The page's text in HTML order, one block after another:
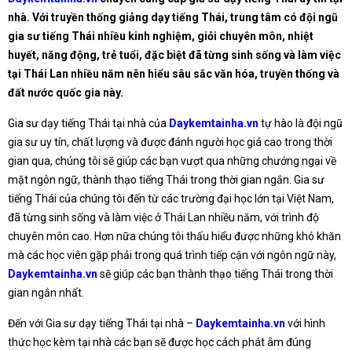
nhà. Với truyền thống giảng dạy tiếng Thái, trung tâm có đội ngũ
gia sư tiếng Thái nhiều kinh nghiệm, giỏi chuyên môn, nhiệt
huyết, năng động, trẻ tuổi, đặc biệt đã từng sinh sống và làm việc
tại Thái Lan nhiều năm nên hiểu sâu sắc văn hóa, truyền thống và
đất nước quốc gia này.
Gia sư dạy tiếng Thái tại nhà của Daykemtainha.vn tự hào là đội ngũ
gia sư uy tín, chất lượng và được đánh người học giá cao trong thời
gian qua, chúng tôi sẽ giúp các bạn vượt qua những chướng ngại về
mặt ngôn ngữ, thành thạo tiếng Thái trong thời gian ngắn. Gia sư
tiếng Thái của chúng tôi đến từ các trường đại học lớn tại Việt Nam,
đã từng sinh sống và làm việc ở Thái Lan nhiều năm, với trình độ
chuyên môn cao. Hơn nữa chúng tôi thấu hiểu được những khó khăn
mà các học viên gặp phải trong quá trình tiếp cận với ngôn ngữ này,
Daykemtainha.vn sẽ giúp các bạn thành thạo tiếng Thái trong thời
gian ngắn nhất.
Đến với Gia sư dạy tiếng Thái tại nhà – Daykemtainha.vn với hình
thức học kèm tại nhà các bạn sẽ được học cách phát âm đúng